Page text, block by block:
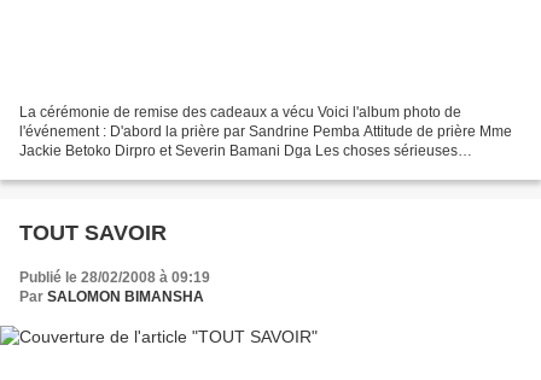
La cérémonie de remise des cadeaux a vécu Voici l'album photo de
l'événement : D'abord la prière par Sandrine Pemba Attitude de prière Mme
Jackie Betoko Dirpro et Severin Bamani Dga Les choses sérieuses
TOUT SAVOIR
Publié le 28/02/2008 à 09:19
Par SALOMON BIMANSHA